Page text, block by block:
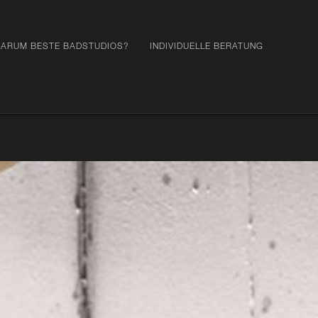
BESTE BADSTUDIOS? INDIVIDUELLE BERATUNG